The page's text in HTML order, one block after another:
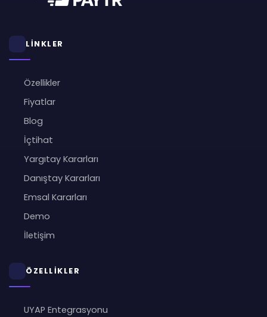
LİNKLER
Özellikler
Fiyatlar
Blog
İçtihat
Yargıtay Kararları
Danıştay Kararları
Emsal Kararları
Demo
İletişim
ÖZELLİKLER
UYAP Entegrasyonu